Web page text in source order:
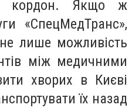
кордон. Якщо ж
«СпецМедТранс»,
лише можливість
між медичними
хворих в Києві
їх назад